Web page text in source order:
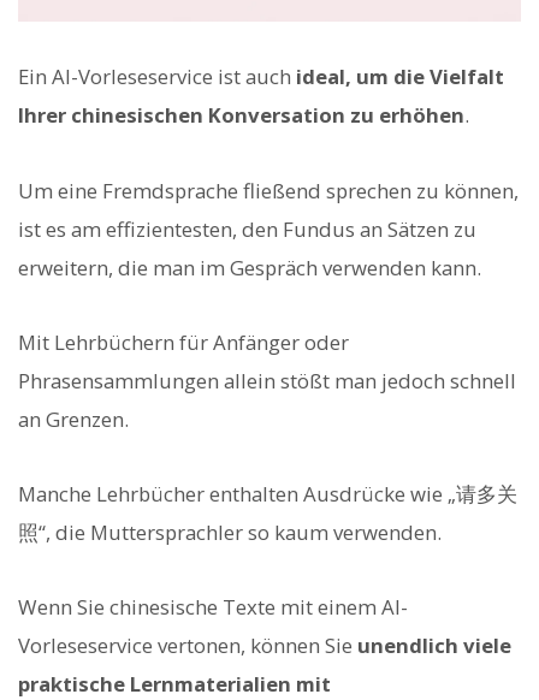
Ein AI-Vorleseservice ist auch ideal, um die Vielfalt
Ihrer chinesischen Konversation zu erhöhen.
Um eine Fremdsprache fließend sprechen zu können,
ist es am effizientesten, den Fundus an Sätzen zu
erweitern, die man im Gespräch verwenden kann.
Mit Lehrbüchern für Anfänger oder
Phrasensammlungen allein stößt man jedoch schnell
an Grenzen.
Manche Lehrbücher enthalten Ausdrücke wie „请多关
照“, die Muttersprachler so kaum verwenden.
Wenn Sie chinesische Texte mit einem AI-
Vorleseservice vertonen, können Sie unendlich viele
praktische Lernmaterialien mit